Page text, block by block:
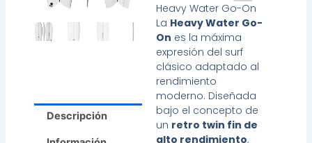
Heavy Water Go-On
La Heavy Water Go-
On es la máxima
expresión del surf
clásico adaptado al
rendimiento
moderno. Diseñada
bajo el concepto de
un retro twin fin de
alto rendimiento,
Descripción